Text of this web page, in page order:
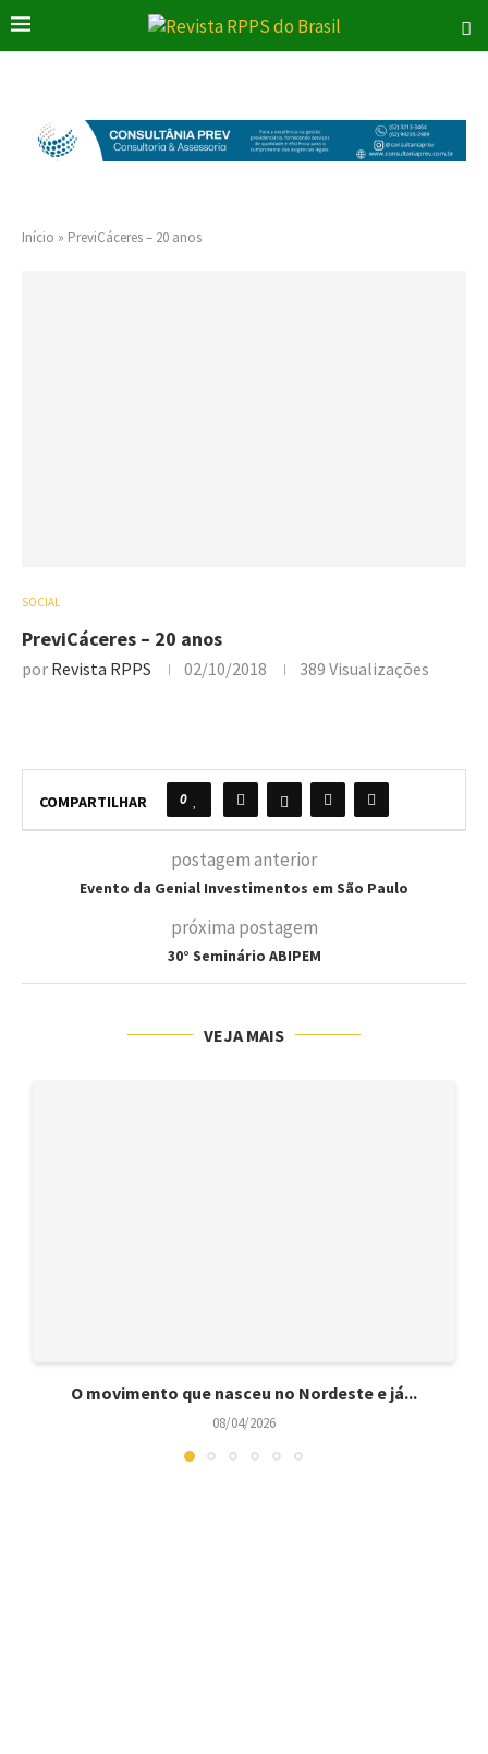
Início » PreviCáceres – 20 anos
SOCIAL
PreviCáceres – 20 anos
por Revista RPPS 02/10/2018 389 Visualizações
COMPARTILHAR 0
postagem anterior
Evento da Genial Investimentos em São Paulo
próxima postagem
30° Seminário ABIPEM
VEJA MAIS
O movimento que nasceu no Nordeste e já...
08/04/2026